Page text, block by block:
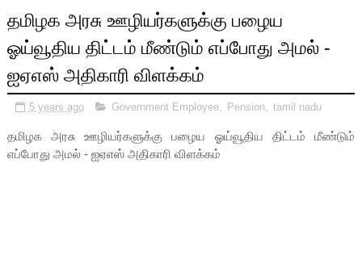
தமிழக அரசு ஊழியர்களுக்கு பழைய
ஓய்வூதிய திட்டம் மீண்டும் எப்போது அமல் -
ஐஏஎஸ் அதிகாரி விளக்கம்
5 years ago Government Employee, Pension, tamil nadu
தமிழக அரசு ஊழியர்களுக்கு பழைய ஓய்வூதிய திட்டம் மீண்டும்
எப்போது அமல் - ஐஏஎஸ் அதிகாரி விளக்கம்